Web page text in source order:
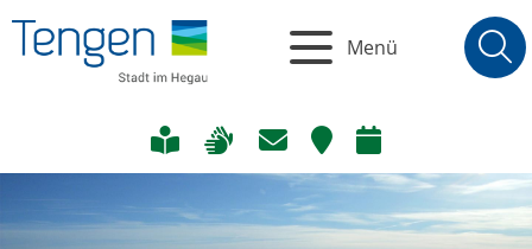
Menü